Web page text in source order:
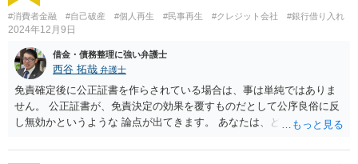
#消費者金融 #自己破産 #個人再生 #民事再生 #クレジット会社 #銀行借り入れ
2024年12月9日
借金・債務整理に強い弁護士
西谷 拓哉 弁護士
免責確定後に公正証書を作らされている場合は、事は単純ではありま
せん。 公正証書が、免責決定の効果を覆すものだとして公序良俗に反
し無効かというような 論点が出てきます。 あなたは、どこかできちん
を設けてもらう必要が高いと思います。 ネットで広告を出しているよ